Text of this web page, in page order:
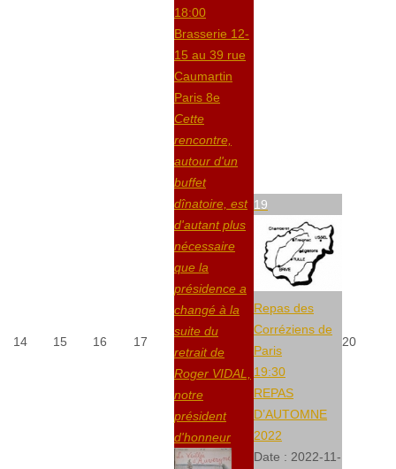
14 15 16 17
18:00
Brasserie 12-
15 au 39 rue
Caumartin
Paris 8e
Cette
rencontre,
autour d'un
buffet
dînatoire, est
d'autant plus
nécessaire
que la
présidence a
changé à la
suite du
retrait de
Roger VIDAL,
notre
président
d'honneur
19
Repas des
Corréziens de
Paris
19:30
REPAS
D’AUTOMNE
2022
Date : 2022-11-
20